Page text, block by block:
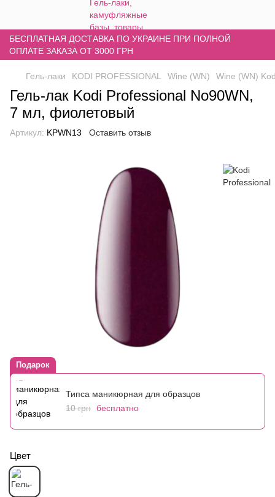
БЕСПЛАТНАЯ ДОСТАВКА ПО УКРАИНЕ ПРИ ПОЛНОЙ
ОПЛАТЕ ЗАКАЗА ОТ 3000 ГРН
Гель-лаки KODI PROFESSIONAL Wine (WN) Wine (WN)
Гель-лак Kodi Professional No90WN,
7 мл, фиолетовый
Артикул: KPWN13 Оставить отзыв
Подарок
Типса маникюрная для образцов
10 грн бесплатно
Цвет